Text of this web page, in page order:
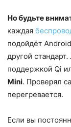
Но будьте
каждая
подойдёт
другой
поддержкой Qi
Mini. Проверял
перегревается.
Если вы